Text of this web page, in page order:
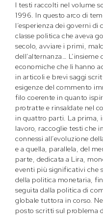
I testi raccolti nel volume
1996. In questo arco di
l’esperienza dei governi di
classe politica che aveva
secolo, avviare i primi,
dell’alternanza…
economiche che li hanno
in articoli e brevi saggi
esigenze del commento
filo coerente in quanto
protratte e rinsaldate nel
in quattro parti. La prima,
lavoro, raccoglie testi che
connessi all’evoluzione
e a quella, parallela, del
parte, dedicata a Lira,
eventi più significativi che
della politica monetaria,
seguita dalla politica di
globale tuttora in corso.
posto scritti sul problema